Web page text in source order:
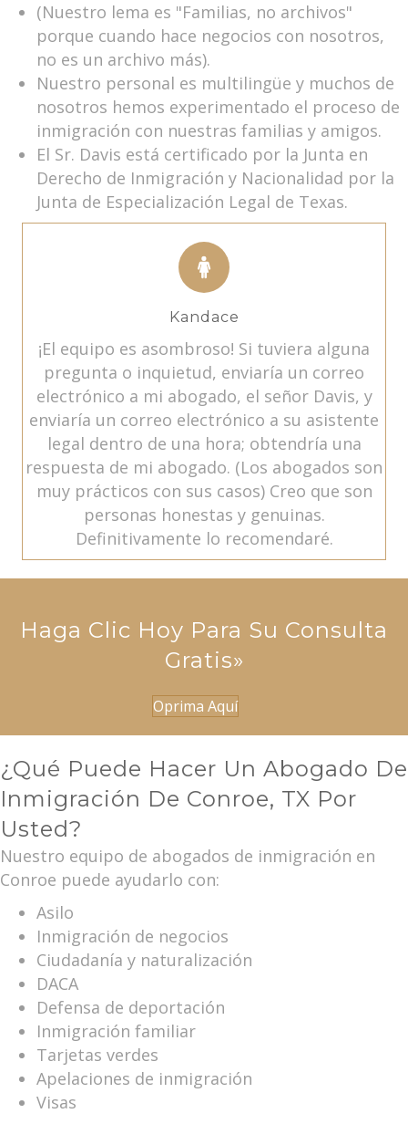
(Nuestro lema es "Familias, no archivos"
porque cuando hace negocios con nosotros,
no es un archivo más).
Nuestro personal es multilingüe y muchos de
nosotros hemos experimentado el proceso de
inmigración con nuestras familias y amigos.
El Sr. Davis está certificado por la Junta en
Derecho de Inmigración y Nacionalidad por la
Junta de Especialización Legal de Texas.
Kandace
¡El equipo es asombroso! Si tuviera alguna
pregunta o inquietud, enviaría un correo
electrónico a mi abogado, el señor Davis, y
enviaría un correo electrónico a su asistente
legal dentro de una hora; obtendría una
respuesta de mi abogado. (Los abogados son
muy prácticos con sus casos) Creo que son
personas honestas y genuinas.
Definitivamente lo recomendaré.
Haga Clic Hoy Para Su Consulta
Gratis»
Oprima Aquí
¿Qué Puede Hacer Un Abogado De
Inmigración De Conroe, TX Por
Usted?
Nuestro equipo de abogados de inmigración en
Conroe puede ayudarlo con:
Asilo
Inmigración de negocios
Ciudadanía y naturalización
DACA
Defensa de deportación
Inmigración familiar
Tarjetas verdes
Apelaciones de inmigración
Visas